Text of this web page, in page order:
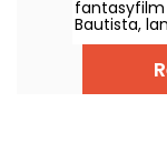
fantasyfilm
Bautista,
august